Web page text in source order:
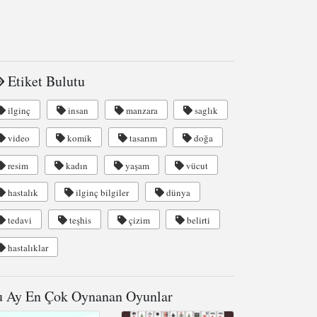
Etiket Bulutu
ilginç insan manzara saglık
video komik tasarım doğa
resim kadın yaşam vücut
hastalık ilginç bilgiler dünya
tedavi teşhis çizim belirti
hastalıklar
Ay En Çok Oynanan Oyunlar